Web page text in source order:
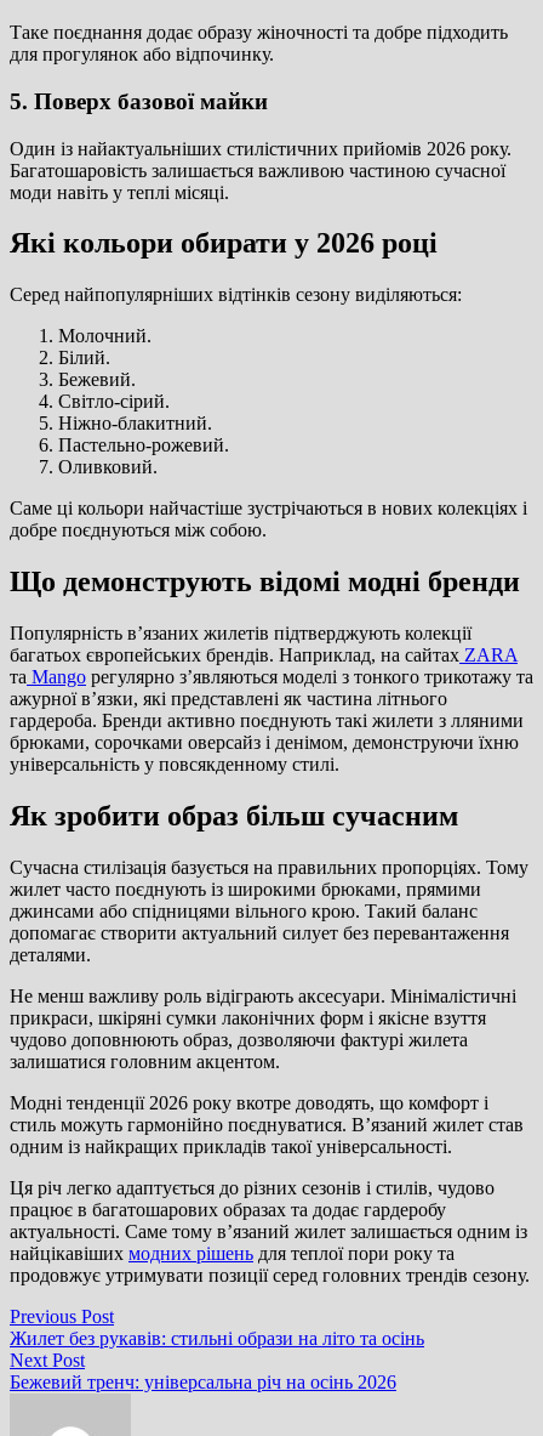
Таке поєднання додає образу жіночності та добре підходить
для прогулянок або відпочинку.
5. Поверх базової майки
Один із найактуальніших стилістичних прийомів 2026 року.
Багатошаровість залишається важливою частиною сучасної
моди навіть у теплі місяці.
Які кольори обирати у 2026 році
Серед найпопулярніших відтінків сезону виділяються:
Молочний.
Білий.
Бежевий.
Світло-сірий.
Ніжно-блакитний.
Пастельно-рожевий.
Оливковий.
Саме ці кольори найчастіше зустрічаються в нових колекціях і
добре поєднуються між собою.
Що демонструють відомі модні бренди
Популярність в’язаних жилетів підтверджують колекції
багатьох європейських брендів. Наприклад, на сайтах ZARA
та Mango регулярно з’являються моделі з тонкого трикотажу та
ажурної в’язки, які представлені як частина літнього
гардероба. Бренди активно поєднують такі жилети з лляними
брюками, сорочками оверсайз і денімом, демонструючи їхню
універсальність у повсякденному стилі.
Як зробити образ більш сучасним
Сучасна стилізація базується на правильних пропорціях. Тому
жилет часто поєднують із широкими брюками, прямими
джинсами або спідницями вільного крою. Такий баланс
допомагає створити актуальний силует без перевантаження
деталями.
Не менш важливу роль відіграють аксесуари. Мінімалістичні
прикраси, шкіряні сумки лаконічних форм і якісне взуття
чудово доповнюють образ, дозволяючи фактурі жилета
залишатися головним акцентом.
Модні тенденції 2026 року вкотре доводять, що комфорт і
стиль можуть гармонійно поєднуватися. В’язаний жилет став
одним із найкращих прикладів такої універсальності.
Ця річ легко адаптується до різних сезонів і стилів, чудово
працює в багатошарових образах та додає гардеробу
актуальності. Саме тому в’язаний жилет залишається одним із
найцікавіших модних рішень для теплої пори року та
продовжує утримувати позиції серед головних трендів сезону.
Навігація
записів
Previous PostPrevious
post:
Жилет без рукавів: стильні образи на літо та осінь
Next PostNext
post:
Бежевий тренч: універсальна річ на осінь 2026